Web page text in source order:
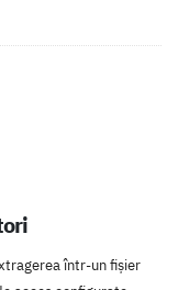
într-un fișier